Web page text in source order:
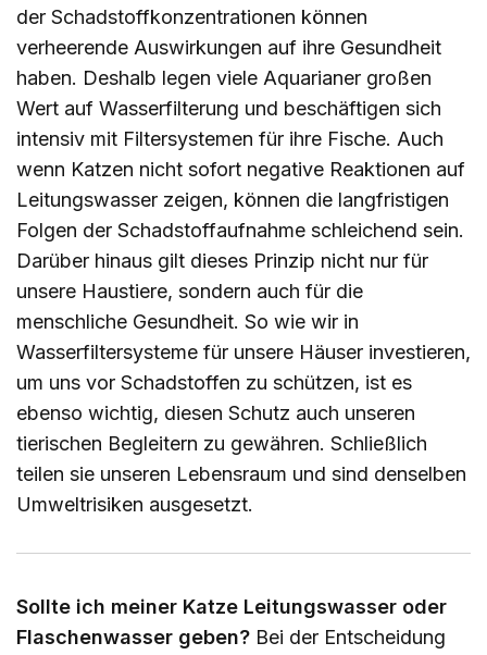
der Schadstoffkonzentrationen können
verheerende Auswirkungen auf ihre Gesundheit
haben. Deshalb legen viele Aquarianer großen
Wert auf Wasserfilterung und beschäftigen sich
intensiv mit Filtersystemen für ihre Fische. Auch
wenn Katzen nicht sofort negative Reaktionen auf
Leitungswasser zeigen, können die langfristigen
Folgen der Schadstoffaufnahme schleichend sein.
Darüber hinaus gilt dieses Prinzip nicht nur für
unsere Haustiere, sondern auch für die
menschliche Gesundheit. So wie wir in
Wasserfiltersysteme für unsere Häuser investieren,
um uns vor Schadstoffen zu schützen, ist es
ebenso wichtig, diesen Schutz auch unseren
tierischen Begleitern zu gewähren. Schließlich
teilen sie unseren Lebensraum und sind denselben
Umweltrisiken ausgesetzt.
Sollte ich meiner Katze Leitungswasser oder
Flaschenwasser geben? Bei der Entscheidung